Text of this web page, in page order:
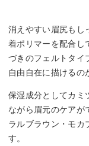
消えやすい眉尻もし
着ポリマーを配合し
づきのフェルトタイ
自由自在に描けるの
保湿成分としてカミ
ながら眉元のケアが
ラルブラウン・モカ
す。